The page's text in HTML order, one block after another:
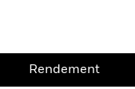
Rendement